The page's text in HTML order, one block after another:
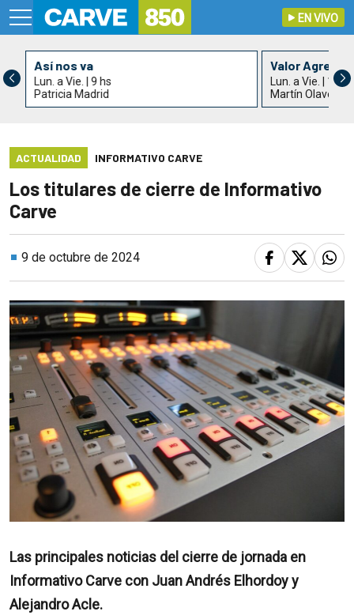
EN VIVO
Así nos va
Lun. a Vie. | 9 hs
Patricia Madrid
Valor
Lun. a Vie. | 11 hs
Martín Olaverry
ACTUALIDAD INFORMATIVO CARVE
Los titulares de cierre de Informativo
Carve
9 de octubre de 2024
Las principales noticias del cierre de jornada en
Informativo Carve con Juan Andrés Elhordoy y
Alejandro Acle.